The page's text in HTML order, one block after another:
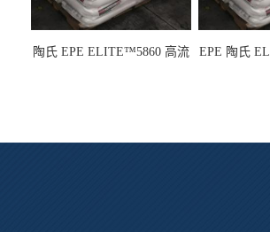
陶氏 EPE ELITE™5860 高流
EPE 陶氏